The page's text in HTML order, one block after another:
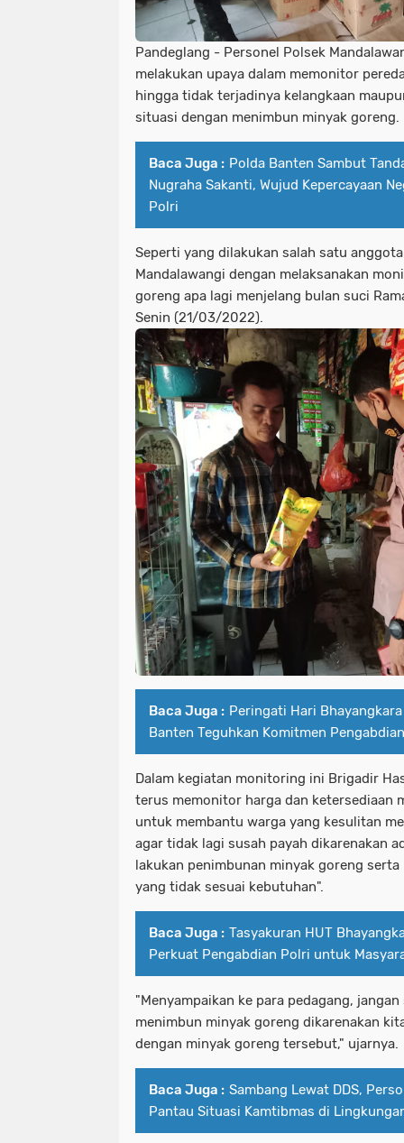
Pandeglang - Personel Polsek
melakukan upaya dalam memonitor
hingga tidak terjadinya kelangkaan
situasi dengan menimbun minyak goreng.
Baca Juga : Polda Banten Sambut
Nugraha Sakanti, Wujud Kepercayaan
Polri
Seperti yang dilakukan salah satu
Mandalawangi dengan melaksanakan
goreng apa lagi menjelang bulan suci
Senin (21/03/2022).
Baca Juga : Peringati Hari
Banten Teguhkan Komitmen
Dalam kegiatan monitoring ini Brigadir
terus memonitor harga dan ketersediaan
untuk membantu warga yang kesulitan
agar tidak lagi susah payah dikarenakan
lakukan penimbunan minyak goreng
yang tidak sesuai kebutuhan".
Baca Juga : Tasyakuran HUT
Perkuat Pengabdian Polri untuk
"Menyampaikan ke para pedagang,
menimbun minyak goreng dikarenakan
dengan minyak goreng tersebut," ujarnya.
Baca Juga : Sambang Lewat DDS,
Pantau Situasi Kamtibmas di